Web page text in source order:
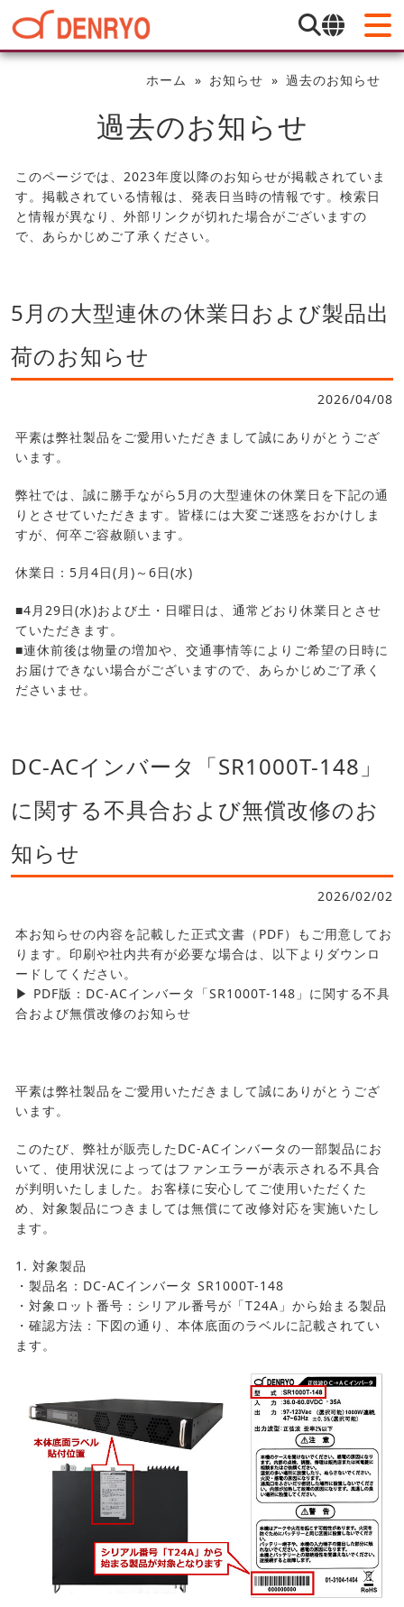
ホーム お知らせ 過去のお知らせ
過去のお知らせ
このページでは、2023年度以降のお知らせが掲載されていま
す。掲載されている情報は、発表日当時の情報です。検索日
と情報が異なり、外部リンクが切れた場合がございますの
で、あらかじめご了承ください。
5月の大型連休の休業日および製品出
荷のお知らせ
2026/04/08
平素は弊社製品をご愛用いただきまして誠にありがとうござ
います。
弊社では、誠に勝手ながら5月の大型連休の休業日を下記の通
りとさせていただきます。皆様には大変ご迷惑をおかけしま
すが、何卒ご容赦願います。
休業日：5月4日(月)～6日(水)
■4月29日(水)および土・日曜日は、通常どおり休業日とさせ
ていただきます。
■連休前後は物量の増加や、交通事情等によりご希望の日時に
お届けできない場合がございますので、あらかじめご了承く
ださいませ。
DC-ACインバータ「SR1000T-148」
に関する不具合および無償改修のお
知らせ
2026/02/02
本お知らせの内容を記載した正式文書（PDF）もご用意してお
ります。印刷や社内共有が必要な場合は、以下よりダウンロ
ードしてください。
▶ PDF版：DC-ACインバータ「SR1000T-148」に関する不具
合および無償改修のお知らせ
平素は弊社製品をご愛用いただきまして誠にありがとうござ
います。
このたび、弊社が販売したDC-ACインバータの一部製品にお
いて、使用状況によってはファンエラーが表示される不具合
が判明いたしました。お客様に安心してご使用いただくた
め、対象製品につきましては無償にて改修対応を実施いたし
ます。
1. 対象製品
・製品名：DC-ACインバータ SR1000T-148
・対象ロット番号：シリアル番号が「T24A」から始まる製品
・確認方法：下図の通り、本体底面のラベルに記載されてい
ます。